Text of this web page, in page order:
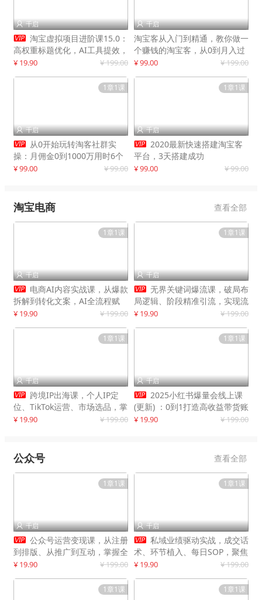
 千启
 淘宝虚拟项目进阶课15.0：
高权重标题优化，AI工具提效，
自动盈利模式搭建
¥ 19.90 ¥ 199.00
 千启
淘宝客从入门到精通，教你做一
个赚钱的淘宝客，从0到月入过
万
¥ 99.00 ¥ 199.00
1章1课
 千启
 从0开始玩转淘客社群实
操：月佣金0到1000万用时6个
月
¥ 99.00 ¥ 99.00
1章1课
 千启
 2020最新快速搭建淘宝客
平台，3天搭建成功
¥ 99.00 ¥ 99.00
淘宝电商 查看全部
1章1课
 千启
 电商AI内容实战课，从爆款
拆解到转化文案，AI全流程赋
能，解放人力，单月节省内容成
¥ 19.90 ¥ 199.00
1章1课
 千启
 无界关键词爆流课，破局布
局逻辑、阶段精准引流，实现流
量翻倍，店铺业绩增长50%+
¥ 19.90 ¥ 199.00
1章1课
 千启
 跨境IP出海课，个人IP定
位、TikTok运营、市场选品，掌
握核心闭环，实现月入1万美金
¥ 19.90 ¥ 199.00
1章1课
 千启
 2025小红书爆量会线上课
(更新) ：0到1打造高收益带货账
号，靠小红书带货年入100w？
¥ 19.90 ¥ 199.00
公众号 查看全部
1章1课
 千启
 公众号运营变现课，从注册
到排版、从推广到互动，掌握全
流程，开启个人品牌月入
¥ 19.90 ¥ 199.00
1章1课
 千启
 私域业绩驱动实战，成交话
术、环节植入、每日SOP，聚焦
增长，驱动营收持续突破
¥ 19.90 ¥ 199.00
1章1课 1章1课